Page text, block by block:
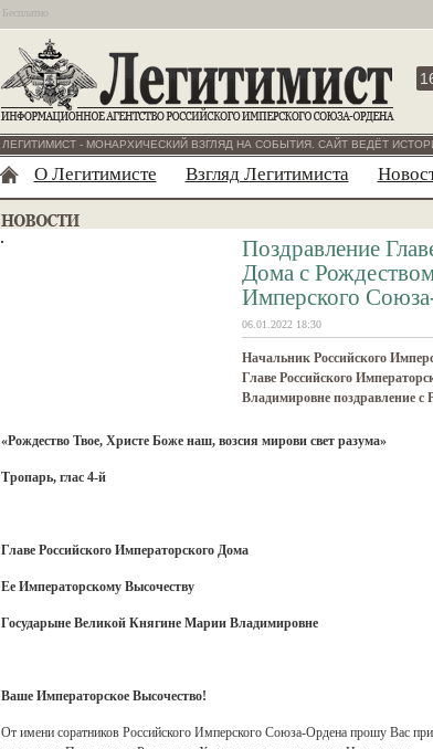
Бесплатно
ЛЕГИТИМИСТ - МОНАРХИЧЕСКИЙ ВЗГЛЯД НА СОБЫТИЯ. САЙТ ВЕДЁТ
О Легитимисте Взгляд Легитимиста
Поздравление
Дома с
Имперского
06.01.2022 18:30
Начальник Российского
Главе Российского
Владимировне поздравление
«Рождество Твое, Христе Боже наш, возсия мирови свет разума»
Тропарь, глас 4-й
Главе Российского Императорского Дома
Ее Императорскому Высочеству
Государыне Великой Княгине Марии Владимировне
Ваше Императорское Высочество!
От имени соратников Российского Имперского Союза-Ордена прошу Вас